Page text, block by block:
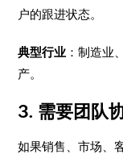
户的跟进状态。
典型行业 ：制造业
产。
3. 需要团队
如果销售、市场、